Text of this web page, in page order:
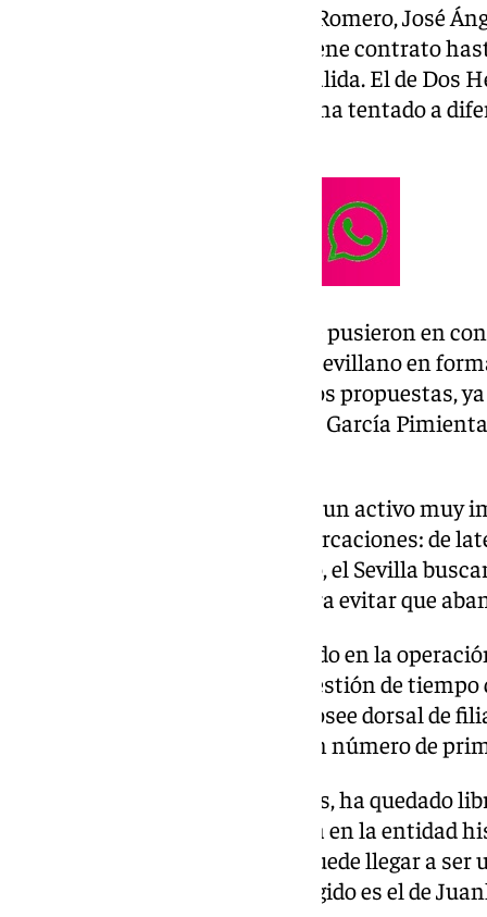
Tras las renovaciones de Isaac Romero, José
le toca a Juanlu. El futbolista tiene contrato
adelantarse ante una posible salida. El de Dos
salida de 20 millones, cifra que ha tentado a
Tanto Leipzig, como Everton, se pusieron en
con los servicios del futbolista sevillano en
hispalense se rechazaron las dos propuestas,
será una pieza importante para García
El club hispalense ve en Juanlu un activo
ha utilizado en diferentes demarcaciones: de
incluso de extremo. Por lo tanto, el Sevilla
internacional con la Sub-21, para evitar que
El Sevilla lleva tiempo trabajando en la
por ambas partes y que será cuestión de
Ahora mismo, el cantero aún posee dorsal de
firmando, tendrá que escoger un número de
Desde la retirada de Jesús Navas, ha quedado
dorsal que tiene mucha historia en la entidad
se ha especulado sobre quien puede llegar a
nombres, que más fuerza ha cogido es el de